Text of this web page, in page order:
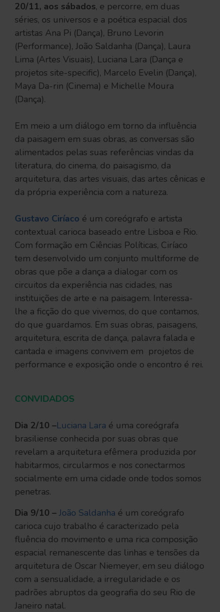
20/11, aos sábados, e percorre, em duas
séries, os universos e a poética espacial dos
artistas Ana Pi (Dança), Bruno Levorin
(Performance), João Saldanha (Dança), Laura
Lima (Artes Visuais), Luciana Lara (Dança e
projetos site-specific), Marcelo Evelin (Dança),
Maya Da-rin (Cinema) e Michelle Moura
(Dança).
Em meio a um diálogo em torno da influência
da paisagem em suas obras, as conversas são
alimentados pelas suas referências vindas da
literatura, do cinema, do paisagismo, da
arquitetura, das artes visuais, das artes cênicas e
da própria experiência com a natureza.
Gustavo Ciríaco é um coreógrafo e artista
contextual carioca baseado entre Lisboa e Rio.
Com formação em Ciências Políticas, Ciríaco
tem desenvolvido um conjunto multiforme de
obras que põe a dança a dialogar com os
circuitos da experiência nas cidades, nas
instituições de arte e na paisagem. Interessa-
lhe a ficção do que vivemos, do que contamos,
do que guardamos. Em suas obras, paisagens,
arquitetura, escrita de dança, palavra falada e
cantada e imagens convivem em projetos de
performance e exposição onde o encontro é rei.
CONVIDADOS
Dia 2/10 –Luciana Lara é uma coreógrafa
brasiliense conhecida por suas obras que
revelam a arquitetura efêmera produzida por
habitarmos, circularmos e nos conectarmos
socialmente em uma cidade onde todos somos
penetras.
Dia 9/10 – João Saldanha é um coreógrafo
carioca cujo trabalho é caracterizado pela
fluência do movimento e uma rica composição
espacial remanescente das linhas e tensões da
arquitetura de Oscar Niemeyer, em seu diálogo
com a sensualidade, a irregularidade e os
padrões abruptos da geografia do seu Rio de
Janeiro natal.